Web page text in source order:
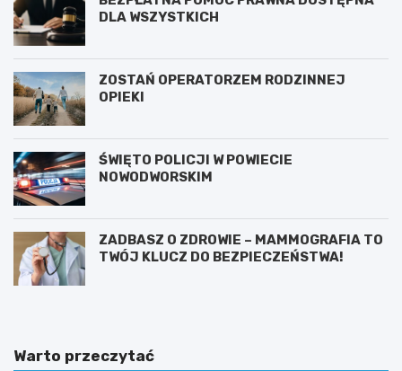
DLA WSZYSTKICH
ZOSTAŃ OPERATORZEM RODZINNEJ
OPIEKI
ŚWIĘTO POLICJI W POWIECIE
NOWODWORSKIM
ZADBASZ O ZDROWIE – MAMMOGRAFIA TO
TWÓJ KLUCZ DO BEZPIECZEŃSTWA!
Warto przeczytać